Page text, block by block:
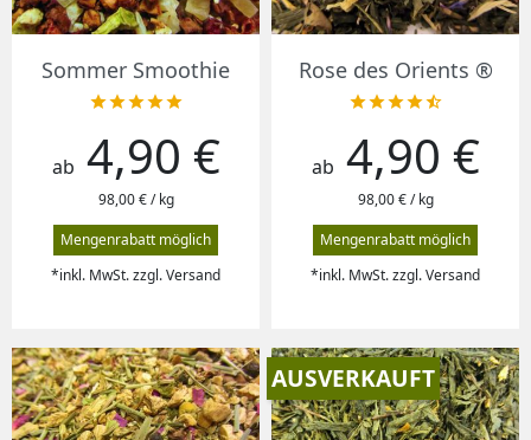
Sommer Smoothie

Preis
ab 4,90 €
98,00 € / kg
Mengenrabatt möglich
*inkl. MwSt. zzgl. Versand
Rose des Orients ®

Preis
ab 4,90 €
98,00 € / kg
Mengenrabatt möglich
*inkl. MwSt. zzgl. Versand
AUSVERKAUFT